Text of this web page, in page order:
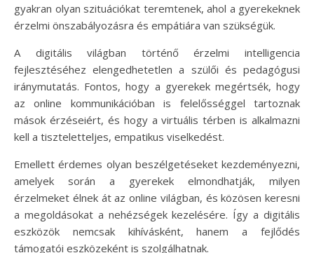
gyakran olyan szituációkat teremtenek, ahol a gyerekeknek
érzelmi önszabályozásra és empátiára van szükségük.
A digitális világban történő érzelmi intelligencia
fejlesztéséhez elengedhetetlen a szülői és pedagógusi
iránymutatás. Fontos, hogy a gyerekek megértsék, hogy
az online kommunikációban is felelősséggel tartoznak
mások érzéseiért, és hogy a virtuális térben is alkalmazni
kell a tiszteletteljes, empatikus viselkedést.
Emellett érdemes olyan beszélgetéseket kezdeményezni,
amelyek során a gyerekek elmondhatják, milyen
érzelmeket élnek át az online világban, és közösen keresni
a megoldásokat a nehézségek kezelésére. Így a digitális
eszközök nemcsak kihívásként, hanem a fejlődés
támogatói eszközeként is szolgálhatnak.